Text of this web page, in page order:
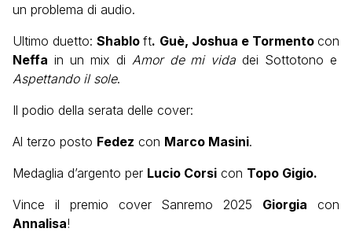
un problema di audio.
Ultimo duetto:Shabloft. Guè, Joshua e Tormento con
Neffa in un mix di Amor de mi vida dei Sottotono e
Aspettando il sole.
Il podio della serata delle cover:
Al terzo posto Fedez con Marco Masini.
Medaglia d’argento per Lucio Corsi con Topo Gigio.
Vince il premio cover Sanremo 2025 Giorgia con
Annalisa!